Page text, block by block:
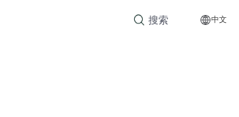
Search
中文